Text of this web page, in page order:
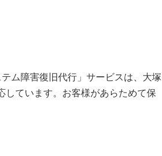
ム障害復旧代行」サービスは、大塚
しています。お客様があらためて保